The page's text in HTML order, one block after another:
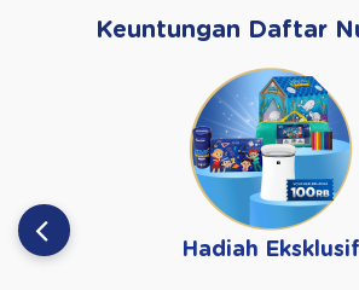
Keuntungan Daftar
Hadiah Eksklusif